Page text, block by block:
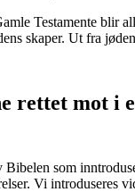
Testamente blir
skaper. Ut fra
rettet mot i
som
Vi introduseres